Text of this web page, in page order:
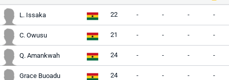
L. Issaka 22 - - - -
C. Owusu 21 - - - -
Q. Amankwah 24 - - - -
Grace Buoadu 24 - - - -